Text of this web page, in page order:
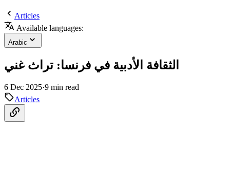
Articles
Available languages:
Arabic
الثقافة الأدبية في فرنسا: تراث غني
6 Dec 2025·9 min read
Articles